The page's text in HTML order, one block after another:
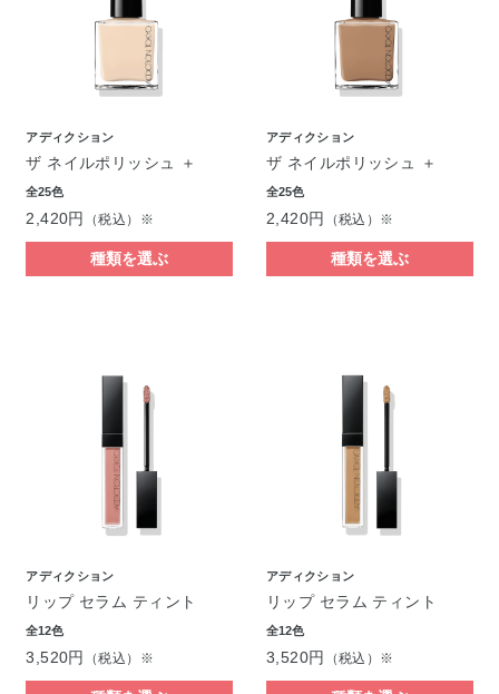
アディクション
ザ ネイルポリッシュ ＋
全25色
2,420円 （税込）※
種類を選ぶ
アディクション
ザ ネイルポリッシュ ＋
全25色
2,420円 （税込）※
種類を選ぶ
アディクション
リップ セラム ティント
全12色
3,520円 （税込）※
アディクション
リップ セラム ティント
全12色
3,520円 （税込）※